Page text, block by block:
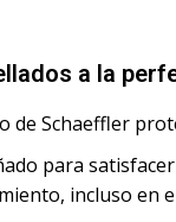
a la
de Schaeffler
para
incluso en